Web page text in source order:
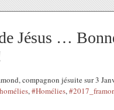
Jésus …
compagnon jésuite sur 3
,#Homélies,